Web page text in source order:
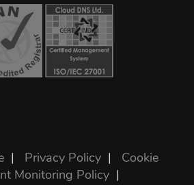
| Privacy Policy | Cookie
Monitoring Policy |